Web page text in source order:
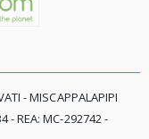
- MISCAPPALAPIPI
- REA: MC-292742 -